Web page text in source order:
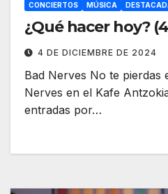
CONCIERTOS
MÚSICA
¿Qué hacer hoy?
4 DE DICIEMBRE DE 2024
Bad Nerves No te pierdas
Nerves en el Kafe
entradas por…